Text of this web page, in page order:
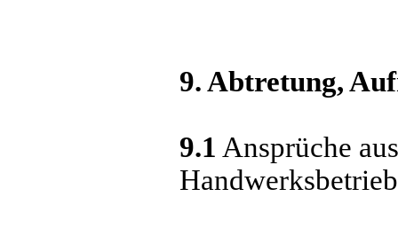
9. Abtretung,
9.1 Ansprüche